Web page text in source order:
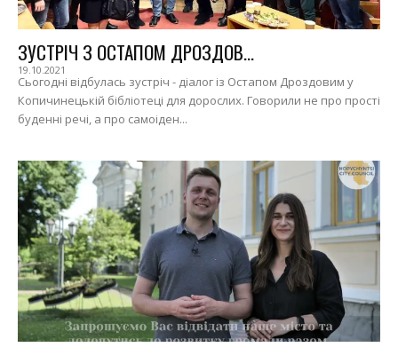
ЗУСТРІЧ З ОСТАПОМ ДРОЗДОВ...
19.10.2021
Сьогодні відбулась зустріч - діалог із Остапом Дроздовим у
Копичинецькій бібліотеці для дорослих. Говорили не про прості
буденні речі, а про самоіден...